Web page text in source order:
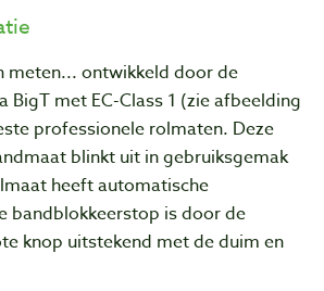
meten... ontwikkeld door de
BigT met EC-Class 1 (zie afbeelding
professionele rolmaten. Deze
blinkt uit in gebruiksgemak
heeft automatische
bandblokkeerstop is door de
knop uitstekend met de duim en